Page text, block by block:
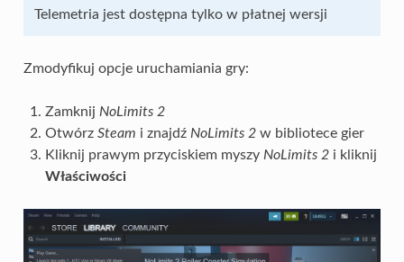
Telemetria jest dostępna tylko w płatnej wersji
Zmodyfikuj opcje uruchamiania gry:
Zamknij NoLimits 2
Otwórz Steam i znajdź NoLimits 2w bibliotece gier
Kliknij prawym przyciskiem myszy NoLimits 2i kliknij
Właściwości